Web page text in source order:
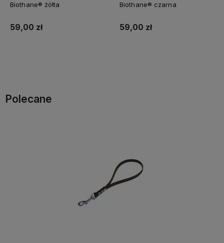
Biothane® żółta
59,00 zł
Biothane® czarna
59,00 zł
Polecane